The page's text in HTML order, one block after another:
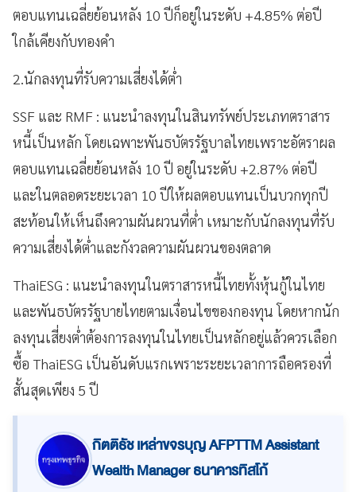
ตอบแทนเฉลี่ยย้อนหลัง 10 ปีก็อยู่ในระดับ +4.85% ต่อปี
ใกล้เคียงกับทองคำ
2.นักลงทุนที่รับความเสี่ยงได้ต่ำ
SSF และ RMF : แนะนำลงทุนในสินทรัพย์ประเภทตราสาร
หนี้เป็นหลัก โดยเฉพาะพันธบัตรรัฐบาลไทยเพราะอัตราผล
ตอบแทนเฉลี่ยย้อนหลัง 10 ปี อยู่ในระดับ +2.87% ต่อปี
และในตลอดระยะเวลา 10 ปีให้ผลตอบแทนเป็นบวกทุกปี
สะท้อนให้เห็นถึงความผันผวนที่ต่ำ เหมาะกับนักลงทุนที่รับ
ความเสี่ยงได้ต่ำและกังวลความผันผวนของตลาด
ThaiESG : แนะนำลงทุนในตราสารหนี้ไทยทั้งหุ้นกู้ในไทย
และพันธบัตรรัฐบายไทยตามเงื่อนไขของกองทุน โดยหากนัก
ลงทุนเสี่ยงต่ำต้องการลงทุนในไทยเป็นหลักอยู่แล้วควรเลือก
ซื้อ ThaiESG เป็นอันดับแรกเพราะระยะเวลาการถือครองที่
สั้นสุดเพียง 5 ปี
กิตติธัช เหล่าขจรบุญ AFPTTM Assistant
Wealth Manager ธนาคารทิสโก้